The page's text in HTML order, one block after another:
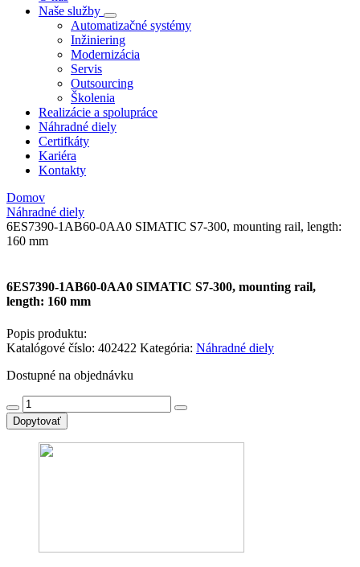
Naše služby
Automatizačné systémy
Inžiniering
Modernizácia
Servis
Outsourcing
Školenia
Realizácie a spolupráce
Náhradné diely
Certifkáty
Kariéra
Kontakty
Domov
Náhradné diely
6ES7390-1AB60-0AA0 SIMATIC S7-300, mounting rail, length:
160 mm
6ES7390-1AB60-0AA0 SIMATIC S7-300, mounting rail,
length: 160 mm
Popis produktu:
Katalógové číslo: 402422 Kategória: Náhradné diely
Dostupné na objednávku
množstvo
6ES7390-
1AB60-
SIMATIC
Dopytovať